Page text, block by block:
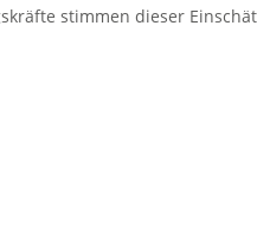
stimmen dieser